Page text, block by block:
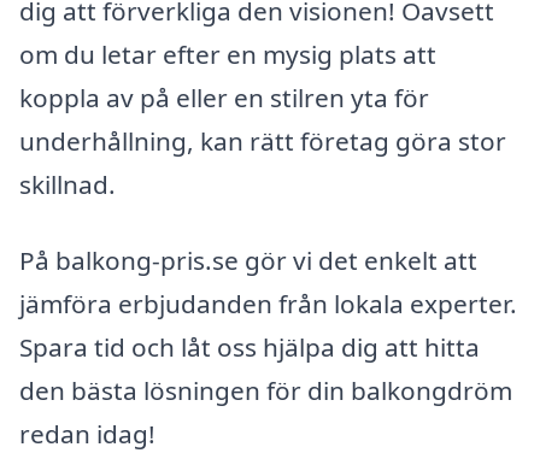
dig att förverkliga den visionen! Oavsett
om du letar efter en mysig plats att
koppla av på eller en stilren yta för
underhållning, kan rätt företag göra stor
skillnad.
På balkong-pris.se gör vi det enkelt att
jämföra erbjudanden från lokala experter.
Spara tid och låt oss hjälpa dig att hitta
den bästa lösningen för din balkongdröm
redan idag!